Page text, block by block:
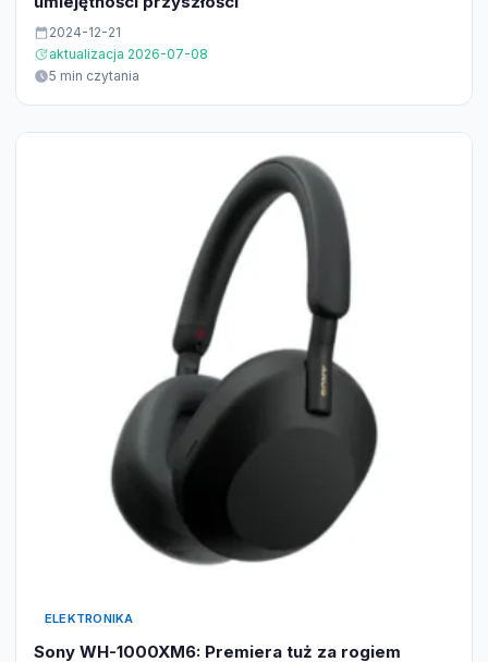
2024-12-21
aktualizacja 2026-07-08
5 min czytania
ELEKTRONIKA
Sony WH-1000XM6: Premiera tuż za rogiem